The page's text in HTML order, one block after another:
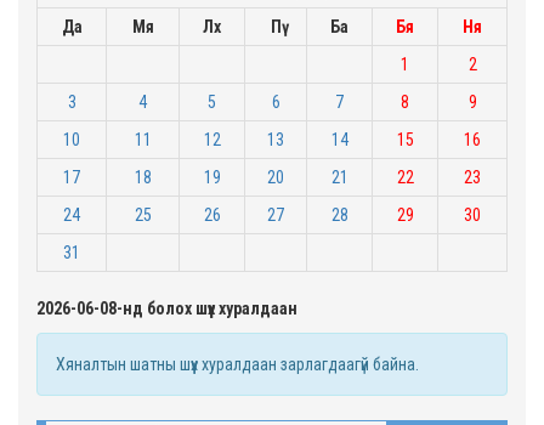
Да
Мя Лх Пү Ба Бя
Ня
1
2
3
4 5 6 7 8
9
10
11 12 13 14 15
16
17
18 19 20 21 22
23
24
25 26 27 28 29
30
31
2026-06-08-нд болох шүүх хуралдаан
Хяналтын шатны шүүх хуралдаан зарлагдаагүй байна.